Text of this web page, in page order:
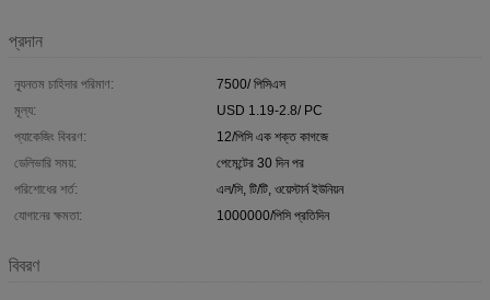
প্রদান
ন্যূনতম চাহিদার পরিমাণ:
7500/ পিসিএস
মূল্য:
USD 1.19-2.8/ PC
প্যাকেজিং বিবরণ:
12/পিসি এক শক্ত কাগজে
ডেলিভারি সময়:
পেমেন্টের 30 দিন পর
পরিশোধের শর্ত:
এল/সি, টি/টি, ওয়েস্টার্ন ইউনিয়ন
যোগানের ক্ষমতা:
1000000/পিসি প্রতিদিন
বিবরণ